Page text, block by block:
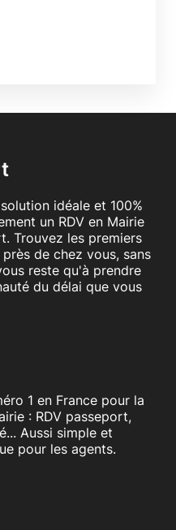
idéale et 100%
un RDV en Mairie
Trouvez les premiers
de chez vous, sans
reste qu'à prendre
du délai que vous
1 en France pour la
: RDV passeport,
Aussi simple et
pour les agents.